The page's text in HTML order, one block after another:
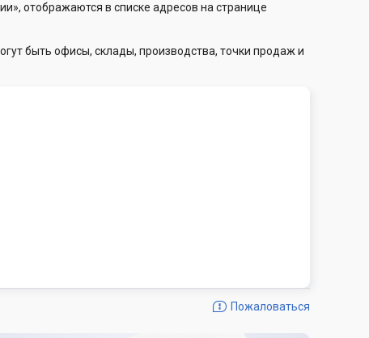
отображаются в списке адресов на странице
быть офисы, склады, производства, точки продаж и
Пожаловаться